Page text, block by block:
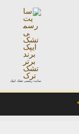
سایت رسمی تشک ایپک